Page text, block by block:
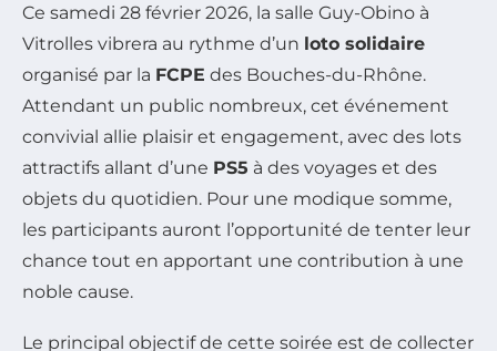
Ce samedi 28 février 2026, la salle Guy-Obino à
Vitrolles vibrera au rythme d’un loto solidaire
organisé par la FCPE des Bouches-du-Rhône.
Attendant un public nombreux, cet événement
convivial allie plaisir et engagement, avec des lots
attractifs allant d’une PS5 à des voyages et des
objets du quotidien. Pour une modique somme,
les participants auront l’opportunité de tenter leur
chance tout en apportant une contribution à une
noble cause.
Le principal objectif de cette soirée est de collecter